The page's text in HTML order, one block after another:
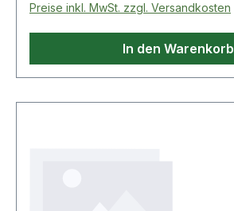
Preise inkl. MwSt. zzgl. Versandkosten
In den Warenkorb